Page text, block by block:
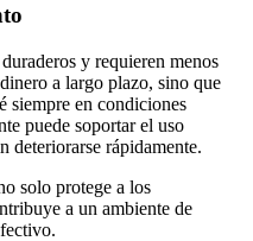
y requieren menos
a largo plazo, sino que
siempre en condiciones
puede soportar el uso
deteriorarse rápidamente.
solo protege a los
a un ambiente de